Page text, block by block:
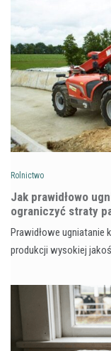
Rolnictwo
Jak prawidłowo
ograniczyć straty
Prawidłowe
produkcji wysokiej